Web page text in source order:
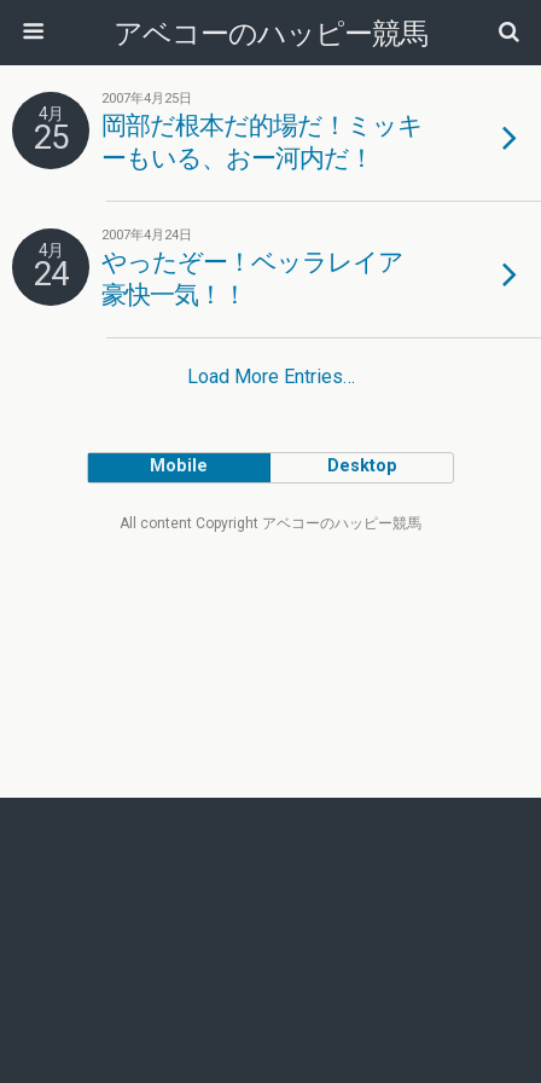
アベコーのハッピー競馬
4月
25
2007年4月25日
岡部だ根本だ的場だ！ミッキ
ーもいる、おー河内だ！
4月
24
2007年4月24日
やったぞー！ベッラレイア
豪快一気！！
Load More Entries…
Mobile Desktop
All content Copyright アベコーのハッピー競馬